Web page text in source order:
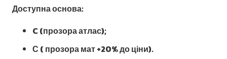
Доступна основа:
C (прозора атлас);
С ( прозора мат +20% до ціни).